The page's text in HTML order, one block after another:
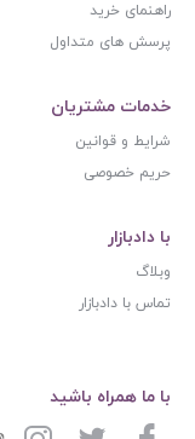
راهنمای خرید
پرسش های متداول
خدمات مشتریان
شرایط و قوانین
حریم خصوصی
با دادبازار
وبلاگ
تماس با دادبازار
با ما همراه باشید